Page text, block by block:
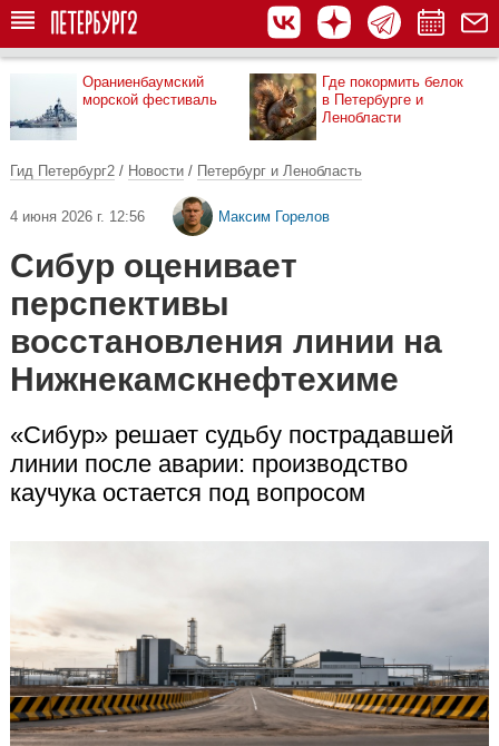
Ораниенбаумский
морской фестиваль
Где покормить белок
в Петербурге и
Ленобласти
Гид Петербург2 / Новости / Петербург и Ленобласть
4 июня 2026 г. 12:56 Максим Горелов
Сибур оценивает
перспективы
восстановления линии на
Нижнекамскнефтехиме
«Сибур» решает судьбу пострадавшей
линии после аварии: производство
каучука остается под вопросом